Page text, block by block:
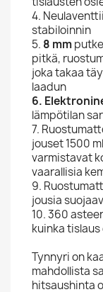
4.
stabiloinnin
5. 8 mm
pitkä,
joka takaa
laadun
6.
lämpötilan
7.
jouset 1500
varmistavat
vaarallisia
9.
jousia
10. 360
kuinka
Tynnyri on
mahdollista
hitsaushinta